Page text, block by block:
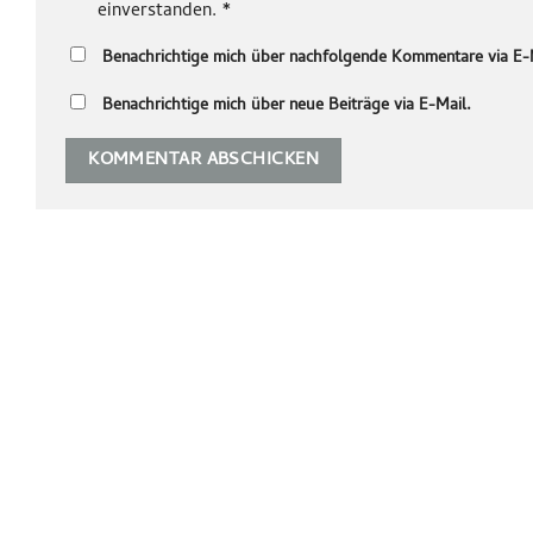
einverstanden. *
Benachrichtige mich über nachfolgende Kommentare via
Benachrichtige mich über neue Beiträge via E-Mail.